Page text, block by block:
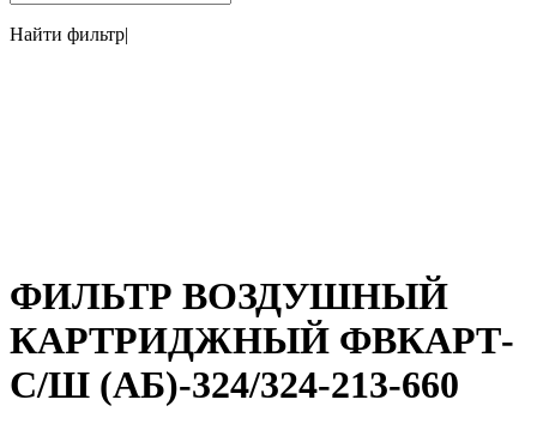
Найти фильтр|
ФИЛЬТР ВОЗДУШНЫЙ
КАРТРИДЖНЫЙ ФВКАРТ-
С/Ш (АБ)-324/324-213-660